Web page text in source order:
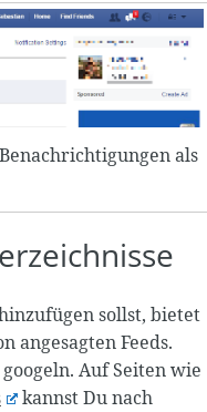
als
sollst, bietet
angesagten Feeds.
Auf Seiten wie
kannst Du nach